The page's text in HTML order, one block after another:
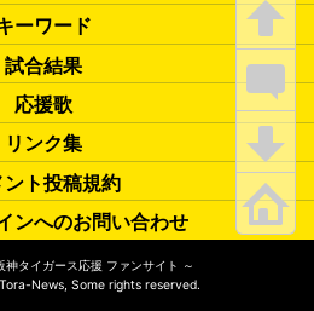
ーワード
試合結果
応援歌
リンク集
ント投稿規約
ンへのお問い合わせ
タイガース応援 ファンサイト ～
News, Some rights reserved.